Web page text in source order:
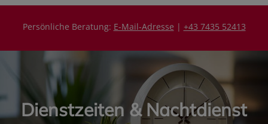
Persönliche Beratung: E-Mail-Adresse | +43 7435 52413
Dienstzeiten & Nachtdienst